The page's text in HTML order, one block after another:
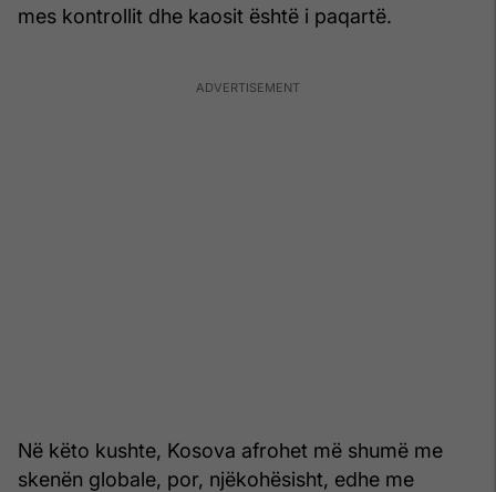
mes kontrollit dhe kaosit është i paqartë.
Në këto kushte, Kosova afrohet më shumë me
skenën globale, por, njëkohësisht, edhe me